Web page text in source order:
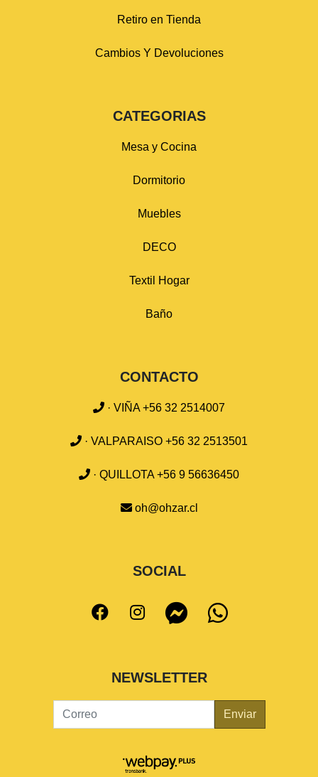
Retiro en Tienda
Cambios Y Devoluciones
CATEGORIAS
Mesa y Cocina
Dormitorio
Muebles
DECO
Textil Hogar
Baño
CONTACTO
· VIÑA +56 32 2514007
· VALPARAISO +56 32 2513501
· QUILLOTA +56 9 56636450
oh@ohzar.cl
SOCIAL
NEWSLETTER
Enviar